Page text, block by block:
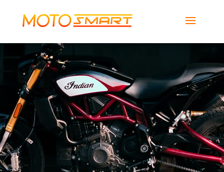
Smartech Global Services LLC Descargar